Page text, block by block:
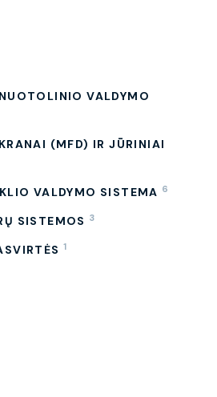
VALDYMO
(MFD) IR JŪRINIAI
VALDYMO SISTEMA 6
SISTEMOS 3
1